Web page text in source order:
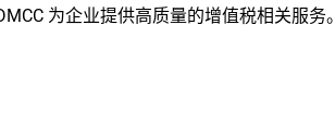
为企业提供高质量的增值税相关服务。